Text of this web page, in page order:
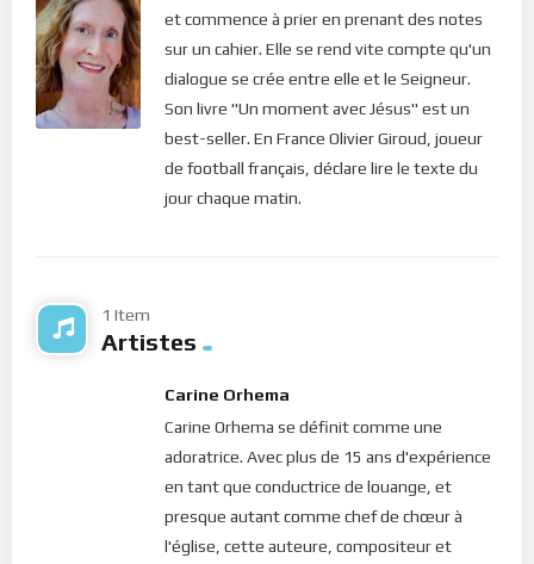
difficultés, ce sont nos conditions de vie qui sont impactées.
Et quand nous en prenons conscience, nous nous rendons
vite compte que peu importe ce qui survient, notre vie est
toujours là, intacte ! Cette nouvelle perspective des choses
nous amène donc à fixer notre attention sur le plus grand
Bien que nous avons : notre vie.
Fixer notre regard sur le Seigneur, c’est s’abandonner
conté une parabole qui, dans son essence se résume en ces
termes : “Vous de même, quand vous avez fait tout ce qui
inutiles, nous avons fait ce que nous devions faire
10). Par là, le Seigneur nous apprend donc que la vraie foi, c’est
de savoir s’abandonner dans les mains du Père. Et tant que
nos actions plaisent à Dieu, Il ne nous laisse jamais seul (Jean
8, 29). C’est ainsi que nous avons la force de prendre le dessus
et commence à prier en prenant des notes
sur un cahier. Elle se rend vite compte qu'un
dialogue se crée entre elle et le Seigneur.
Son livre "Un moment avec Jésus" est un
best-seller. En France Olivier Giroud, joueur
de football français, déclare lire le texte du
jour chaque matin.
1 Item
Artistes
Carine Orhema
Carine Orhema se définit comme une
adoratrice. Avec plus de 15 ans d'expérience
en tant que conductrice de louange, et
presque autant comme chef de chœur à
l'église, cette auteure, compositeur et